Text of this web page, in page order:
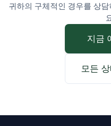
귀하의 구체적인 경우를 상
지금
모든